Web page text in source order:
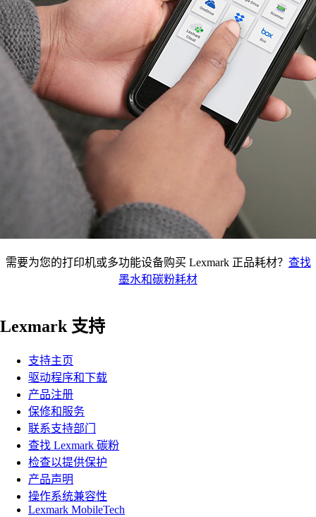
需要为您的打印机或多功能设备购买 Lexmark 正品耗材？ 查找
墨水和碳粉耗材
Lexmark 支持
支持主页
驱动程序和下载
产品注册
保修和服务
联系支持部门
查找 Lexmark 碳粉
检查以提供保护
产品声明
操作系统兼容性
Lexmark MobileTech